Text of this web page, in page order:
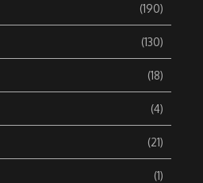
(190)
(130)
(18)
(4)
(21)
(1)